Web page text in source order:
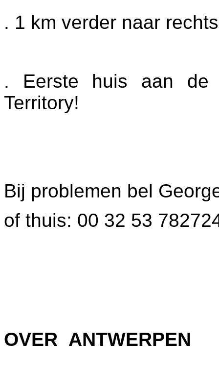
. 1 km verder naar
. Eerste huis aan de
Territory!
Bij problemen bel
of thuis: 00 32 53
OVER ANTWERPEN